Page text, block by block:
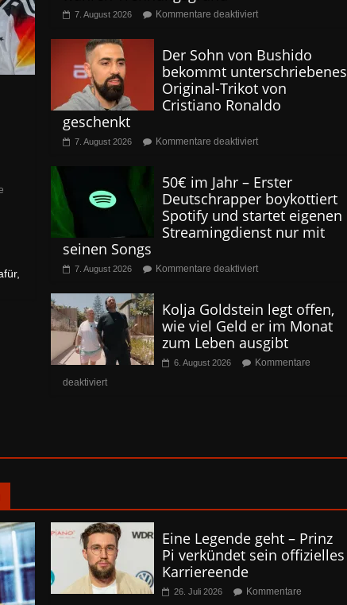
7. August 2026 Kommentare deaktiviert
Der Sohn von Bushido
bekommt unterschriebenes
Original-Trikot von
Cristiano Ronaldo
geschenkt
7. August 2026 Kommentare deaktiviert
50€ im Jahr – Erster
Deutschrapper boykottiert
Spotify und startet eigenen
Streamingdienst nur mit
seinen Songs
7. August 2026 Kommentare deaktiviert
Kolja Goldstein legt offen,
wie viel Geld er im Monat
zum Leben ausgibt
6. August 2026
Kommentare
deaktiviert
Eine Legende geht – Prinz
Pi verkündet sein offizielles
Karriereende
26. Juli 2026 Kommentare